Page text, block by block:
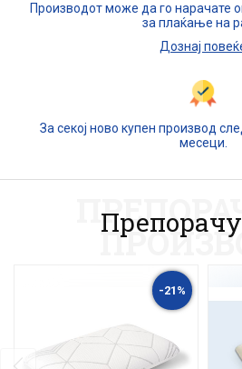
Производот може да го нарачате
за плаќање на
Дознај
За секој ново купен производ
месеци.
-21%